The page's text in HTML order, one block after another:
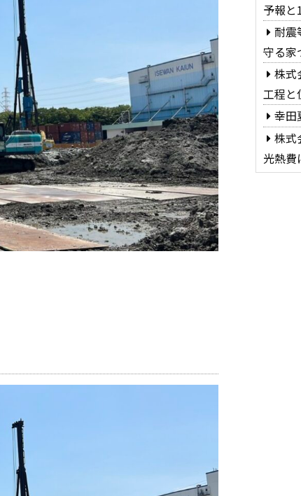
予報と
耐震
守る家
株式
工程と
幸田
株式
光熱費